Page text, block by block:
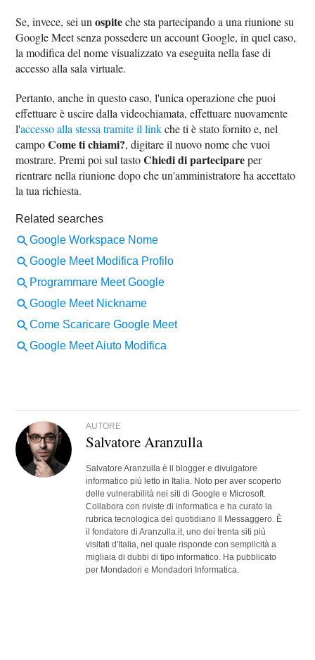
Se, invece, sei unospiteche sta partecipando a una riunione su
Google Meet senza possedere un account Google, in quel caso,
la modifica del nome visualizzato va eseguita nella fase di
accesso alla sala virtuale.
Pertanto, anche in questo caso, l'unica operazione che puoi
effettuare è uscire dalla videochiamata, effettuare nuovamente
l'accesso alla stessa tramite il linkche ti è stato fornito e, nel
campoCome ti chiami?, digitare il nuovo nome che vuoi
mostrare. Premi poi sul tastoChiedi di partecipareper
rientrare nella riunione dopo che un'amministratore ha accettato
la tua richiesta.
AUTORE
Salvatore Aranzulla
Salvatore Aranzulla è il blogger e divulgatore
informatico più letto in Italia. Noto per aver scoperto
delle vulnerabilità nei siti di Google e Microsoft.
Collabora con riviste di informatica e ha curato la
rubrica tecnologica del quotidiano Il Messaggero. È
il fondatore di Aranzulla.it, uno dei trenta siti più
visitati d'Italia, nel quale risponde con semplicità a
migliaia di dubbi di tipo informatico. Ha pubblicato
per Mondadori e Mondadori Informatica.